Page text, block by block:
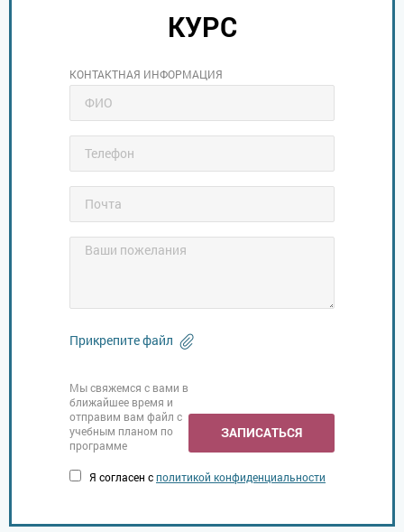
КУРС
Я согласен сполитикой конфиденциальности
КОНТАКТНАЯ ИНФОРМАЦИЯ
Прикрепите файл
Мы свяжемся с вами в
ближайшее время и
отправим вам файл с
учебным планом по
программе
ЗАПИСАТЬСЯ